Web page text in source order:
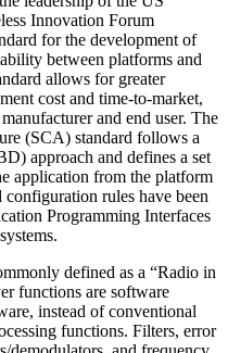
Innovation Forum
for the development of
between platforms and
allows for greater
cost and time-to-market,
and end user. The
(SCA) standard follows a
approach and defines a set
application from the platform
rules have been
Programming Interfaces
defined as a “Radio in
functions are software
instead of conventional
functions. Filters, error